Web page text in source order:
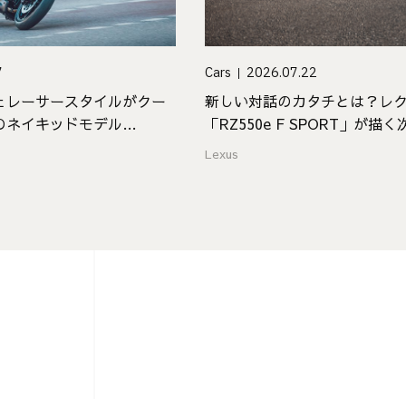
ーサースタイルがクー
イキッドモデル
Cars 2026.07.22
新しい対話のカタチとは？レ
「RZ550e F SPORT」が描く
ジュアリー
Lexus